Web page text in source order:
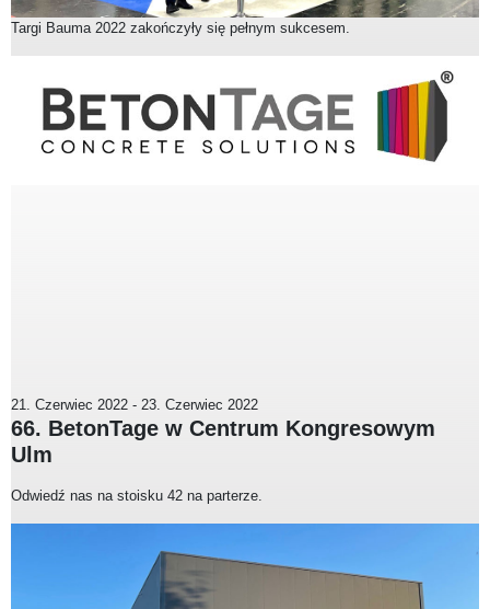
Targi Bauma 2022 zakończyły się pełnym sukcesem.
21. Czerwiec 2022 - 23. Czerwiec 2022
66. BetonTage w Centrum Kongresowym
Ulm
Odwiedź nas na stoisku 42 na parterze.